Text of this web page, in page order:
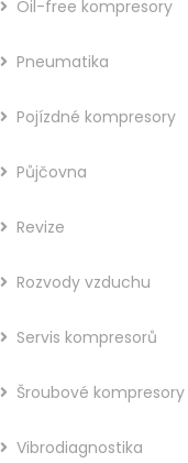
Oil-free kompresory
Pneumatika
Pojízdné kompresory
Půjčovna
Revize
Rozvody vzduchu
Servis kompresorů
Šroubové kompresory
Vibrodiagnostika